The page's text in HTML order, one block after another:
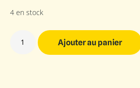
4 en stock
Ajouter au panier